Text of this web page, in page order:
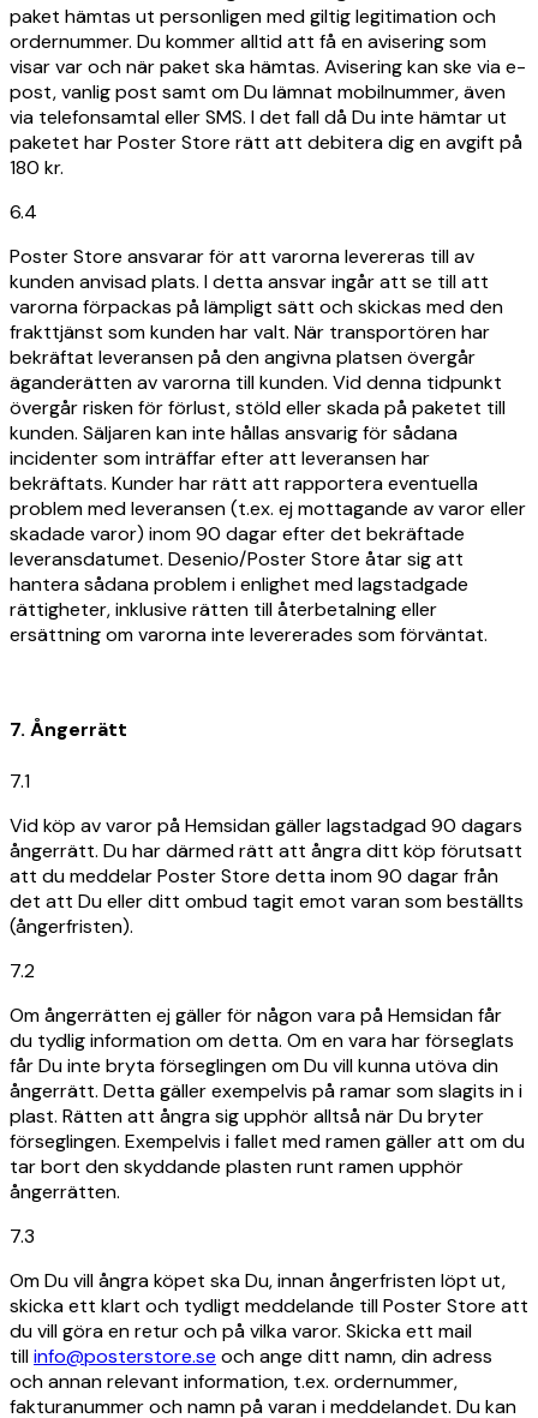
paket hämtas ut personligen med giltig legitimation och
ordernummer. Du kommer alltid att få en avisering som
visar var och när paket ska hämtas. Avisering kan ske via e-
post, vanlig post samt om Du lämnat mobilnummer, även
via telefonsamtal eller SMS. I det fall då Du inte hämtar ut
paketet har Poster Store rätt att debitera dig en avgift på
180 kr.
6.4
Poster Store ansvarar för att varorna levereras till av
kunden anvisad plats. I detta ansvar ingår att se till att
varorna förpackas på lämpligt sätt och skickas med den
frakttjänst som kunden har valt. När transportören har
bekräftat leveransen på den angivna platsen övergår
äganderätten av varorna till kunden. Vid denna tidpunkt
övergår risken för förlust, stöld eller skada på paketet till
kunden. Säljaren kan inte hållas ansvarig för sådana
incidenter som inträffar efter att leveransen har
bekräftats. Kunder har rätt att rapportera eventuella
problem med leveransen (t.ex. ej mottagande av varor eller
skadade varor) inom 90 dagar efter det bekräftade
leveransdatumet. Desenio/Poster Store åtar sig att
hantera sådana problem i enlighet med lagstadgade
rättigheter, inklusive rätten till återbetalning eller
ersättning om varorna inte levererades som förväntat.
7. Ångerrätt
7.1
Vid köp av varor på Hemsidan gäller lagstadgad 90 dagars
ångerrätt. Du har därmed rätt att ångra ditt köp förutsatt
att du meddelar Poster Store detta inom 90 dagar från
det att Du eller ditt ombud tagit emot varan som beställts
(ångerfristen).
7.2
Om ångerrätten ej gäller för någon vara på Hemsidan får
du tydlig information om detta. Om en vara har förseglats
får Du inte bryta förseglingen om Du vill kunna utöva din
ångerrätt. Detta gäller exempelvis på ramar som slagits in i
plast. Rätten att ångra sig upphör alltså när Du bryter
förseglingen. Exempelvis i fallet med ramen gäller att om du
tar bort den skyddande plasten runt ramen upphör
ångerrätten.
7.3
Om Du vill ångra köpet ska Du, innan ångerfristen löpt ut,
skicka ett klart och tydligt meddelande till Poster Store att
du vill göra en retur och på vilka varor. Skicka ett mail
tillinfo@posterstore.se och ange ditt namn, din adress
och annan relevant information, t.ex. ordernummer,
fakturanummer och namn på varan i meddelandet. Du kan